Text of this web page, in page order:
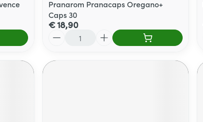
Pranarom Pranacaps Oregano+
Caps 30
€ 18,90